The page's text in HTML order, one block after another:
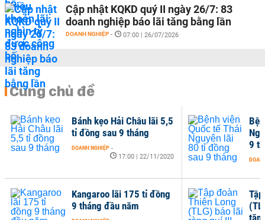
Cập nhật KQKD quý II ngày 26/7: 83
doanh nghiệp báo lãi tăng bằng lần
DOANH NGHIỆP - 07:00 | 26/07/2026
Cùng chủ đề
lãi 5,5
tỉ đồng
Bệnh viện Quốc tế Thái
Nguyên lãi 80 tỉ đồng sau
DOANH NGHIỆP
-
Tập đoàn Thiên Long
(TLG) báo lãi ròng quí III